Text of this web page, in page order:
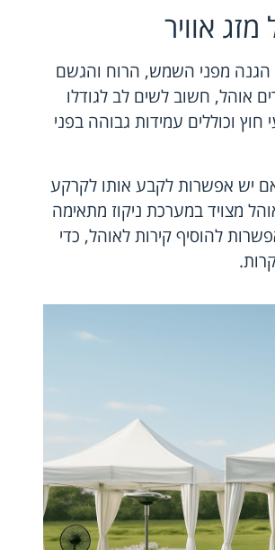
אוויר
הגנה מפני השמש, הרוח והגשם
אוהל, חשוב לשים לב לגודלו
וכוללים עמידות גבוהה בפני
יש אפשרות לקבע אותו לקרקע
מצויד במערכת ניקוז מתאימה
להוסיף קירות לאוהל, כדי